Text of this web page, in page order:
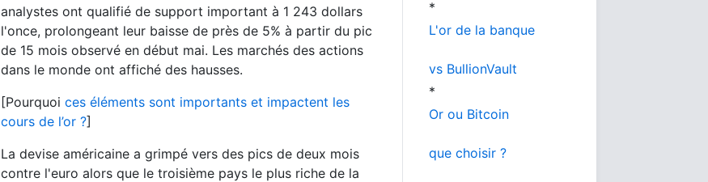
analystes ont qualifié de support important à 1 243 dollars
l'once, prolongeant leur baisse de près de 5% à partir du pic
de 15 mois observé en début mai. Les marchés des actions
dans le monde ont affiché des hausses.
[Pourquoi ces éléments sont importants et impactent les
cours de l’or ?]
La devise américaine a grimpé vers des pics de deux mois
contre l'euro alors que le troisième pays le plus riche de la
*
L'or de la banque
vs BullionVault
*
Or ou Bitcoin
que choisir ?